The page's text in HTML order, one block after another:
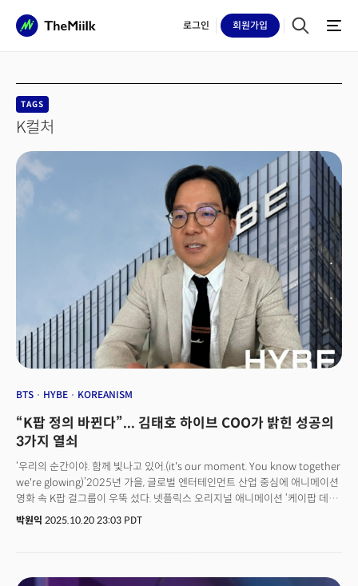
로그인 회원가입
TAGS
K컬처
BTS HYBE KOREANISM
“K팝 정의 바뀐다”... 김태호 하이브 COO가 밝힌 성공의
3가지 열쇠
‘우리의 순간이야. 함께 빛나고 있어.(it's our moment. You know together
we're glowing)’2025년 가을, 글로벌 엔터테인먼트 산업 중심에 애니메이션
영화 속 K팝 걸그룹이 우뚝 섰다. 넷플릭스 오리지널 애니메이션 ‘케이팝 데몬
헌터스(Kpop Demon Hunters, 이하 케데헌)’의 전례 없는 성공은 K팝이
기염을 토했다. 특히 영화 사운드트랙 리드 싱글인 ‘골든(Golden)’은 빌보드
박원익 2025.10.20 23:03 PDT